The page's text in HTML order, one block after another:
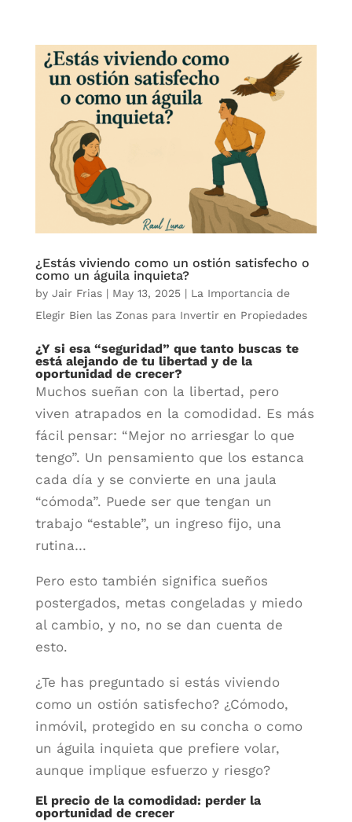
¿Estás viviendo como un ostión satisfecho o
como un águila inquieta?
by Jair Frias| May 13, 2025| La Importancia de
Elegir Bien las Zonas para Invertir en Propiedades
¿Y si esa “seguridad” que tanto buscas te
está alejando de tu libertad y de la
oportunidad de crecer?
Muchos sueñan con la libertad, pero
viven atrapados en la comodidad. Es más
fácil pensar: “Mejor no arriesgar lo que
tengo”. Un pensamiento que los estanca
cada día y se convierte en una jaula
“cómoda”. Puede ser que tengan un
trabajo “estable”, un ingreso fijo, una
rutina…
Pero esto también significa sueños
postergados, metas congeladas y miedo
al cambio, y no, no se dan cuenta de
esto.
¿Te has preguntado si estás viviendo
como un ostión satisfecho? ¿Cómodo,
inmóvil, protegido en su concha o como
un águila inquieta que prefiere volar,
aunque implique esfuerzo y riesgo?
El precio de la comodidad: perder la
oportunidad de crecer